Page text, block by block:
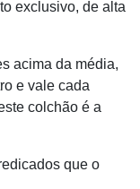
exclusivo, de alta
acima da média,
e vale cada
colchão é a
que o